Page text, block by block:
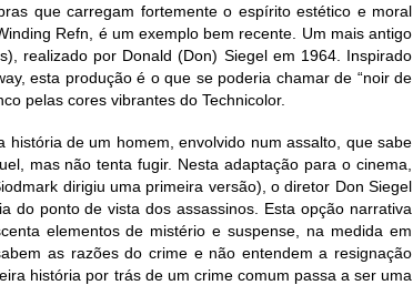
que carregam fortemente o espírito estético e moral
Refn, é um exemplo bem recente. Um mais antigo
realizado por Donald (Don) Siegel em 1964. Inspirado
esta produção é o que se poderia chamar de “noir de
pelas cores vibrantes do Technicolor.
história de um homem, envolvido num assalto, que sabe
mas não tenta fugir. Nesta adaptação para o cinema,
dirigiu uma primeira versão), o diretor Don Siegel
do ponto de vista dos assassinos. Esta opção narrativa
elementos de mistério e suspense, na medida em
as razões do crime e não entendem a resignação
história por trás de um crime comum passa a ser uma